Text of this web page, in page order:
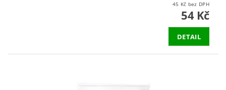
45 Kč bez DPH
54 Kč
DETAIL